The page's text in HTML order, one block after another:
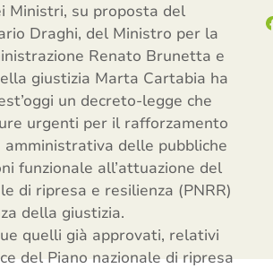
Ministri, su proposta del
Draghi, del Ministro per la
Renato Brunetta e
giustizia Marta Cartabia ha
un decreto-legge che
urgenti per il rafforzamento
amministrativa delle pubbliche
funzionale all’attuazione del
di ripresa e resilienza (PNRR)
della giustizia.
quelli già approvati, relativi
del Piano nazionale di ripresa